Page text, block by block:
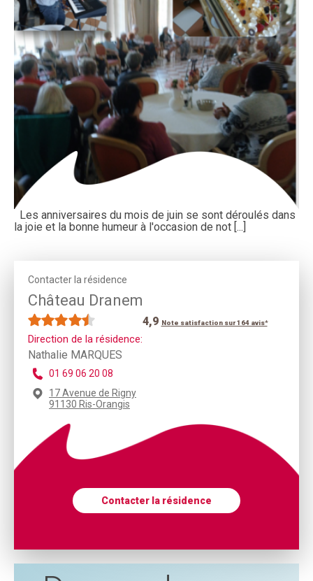
Les anniversaires du mois de juin se sont déroulés dans
la joie et la bonne humeur à l'occasion de not [...]
Contacter la résidence
Château Dranem
4,9 Note satisfaction sur 164 avis*
Direction de la résidence:
Nathalie MARQUES
01 69 06 20 08
17 Avenue de Rigny
91130 Ris-Orangis
Contacter la résidence